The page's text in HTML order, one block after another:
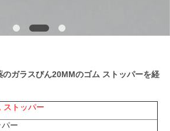
ガラスびん20MMのゴム ストッパーを経
ストッパー
ー